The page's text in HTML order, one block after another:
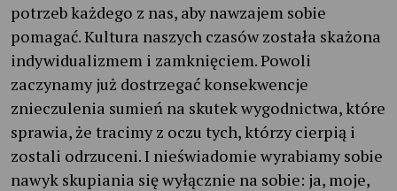
potrzeb każdego z nas, aby nawzajem sobie
pomagać. Kultura naszych czasów została skażona
indywidualizmem i zamknięciem. Powoli
zaczynamy już dostrzegać konsekwencje
znieczulenia sumień na skutek wygodnictwa, które
sprawia, że tracimy z oczu tych, którzy cierpią i
zostali odrzuceni. I nieświadomie wyrabiamy sobie
nawyk skupiania się wyłącznie na sobie: ja, moje,